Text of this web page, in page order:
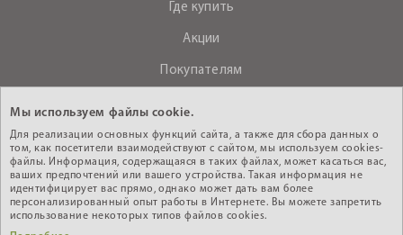
Где купить
Акции
Покупателям
Контакты
+375 (29) 610-44-33
Интернет - магазин
Мы используем файлы cookie.
Для реализации основных функций сайта, а также для сбора данных о
том, как посетители взаимодействуют с сайтом, мы используем cookies-
файлы. Информация, содержащаяся в таких файлах, может касаться вас,
ваших предпочтений или вашего устройства. Такая информация не
идентифицирует вас прямо, однако может дать вам более
персонализированный опыт работы в Интернете. Вы можете запретить
использование некоторых типов файлов cookies.